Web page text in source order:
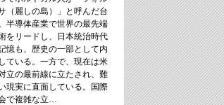
（麗しの島）」と呼んだ台
半導体産業で世界の最先端
をリードし、日本統治時代
憶も、歴史の一部として内
ている。一方で、現在は米
立の最前線に立たされ、難
現実に直面している。国際
で複雑な立…